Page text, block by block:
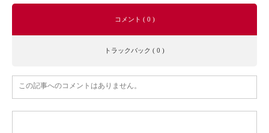
コメント ( 0 )
トラックバック ( 0 )
この記事へのコメントはありません。